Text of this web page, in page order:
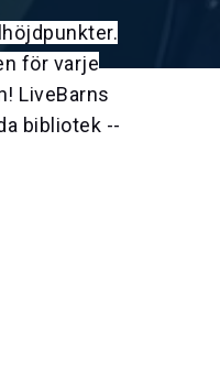
för varje
LiveBarns
bibliotek --